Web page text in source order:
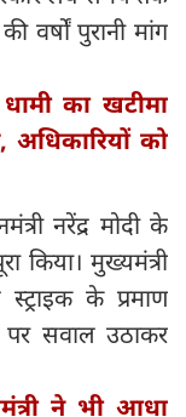
वर्षों पुरानी मांग
का खटीमा
अधिकारियों को
नरेंद्र मोदी के
किया। मुख्यमंत्री
के प्रमाण
पर सवाल उठाकर
ने भी आधा